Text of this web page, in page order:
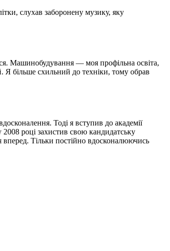
слухав заборонену музику, яку
Машинобудування — моя профільна освіта,
Я більше схильний до техніки, тому обрав
Тоді я вступив до академії
році захистив свою кандидатську
Тільки постійно вдосконалюючись